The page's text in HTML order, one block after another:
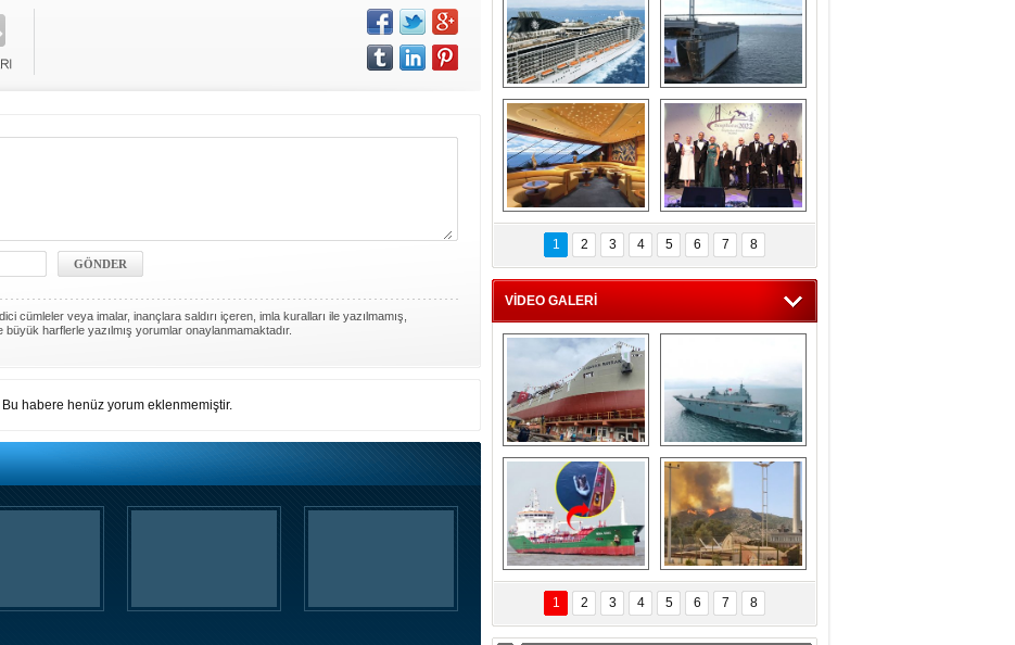
cümleler veya imalar, inançlara saldırı içeren, imla kuralları ile yazılmamış,
harflerle yazılmış yorumlar onaylanmamaktadır.
Bu habere henüz yorum eklenmemiştir.
“Gemi içinde gemi”
konsepti ile MSC
Splendida
Dünyada tek!
Denizaltı yüzer
havuzu intikal
seyrine başladı
MSC'den 55 milyon
euroluk turizm geliri
müjdesi
5. Bosphorus Ship
Brokers Dinner,
İstanbul’da yapıldı
1 2 3 4 5 6 7 8
VİDEO GALERİ
Çeksan Tersanesi,
Başaran Bayrak
tankerini suya
indirdi
TCG Anadolu,
tersane teknik
seyrini tamamladı
Göçmenlerin
imdadına Türk
sahipli MINA DENIZ
yetişti
Milas’taki yangın
yeniden termik
santrallere doğru
ilerliyor
1 2 3 4 5 6 7 8